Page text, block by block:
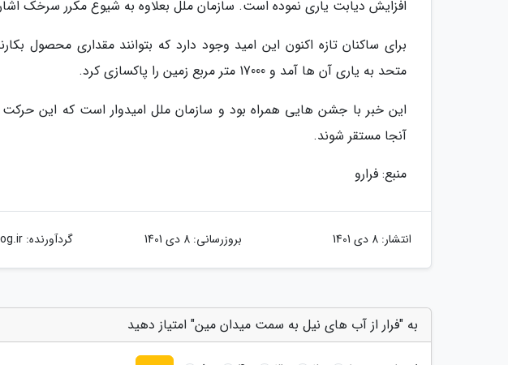
افزایش دیابت یاری نموده است. سازمان ملل بعلاوه به شیوع مکرر سرخک
برای ساکنان تازه اکنون این امید وجود دارد که بتوانند مقداری محصول
متحد به یاری آن ها آمد و 17000 متر مربع زمین را پاکسازی کرد.
آنجا مستقر شوند.
منبع: فرارو
انتشار: 8 دی 1401 بروزرسانی: 8 دی 1401 گردآورنده:
به "فرار از آب های نیل به سمت میدان مین" امتیاز دهید